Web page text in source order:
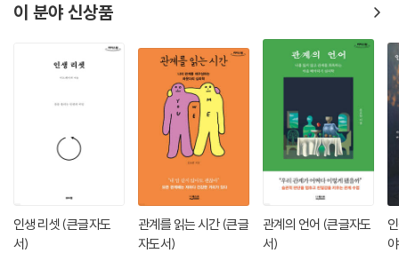
이 분야 신상품
인생 리셋 (큰글자도
서)
관계를 읽는 시간 (큰글
자도서)
관계의 언어 (큰글자도
서)